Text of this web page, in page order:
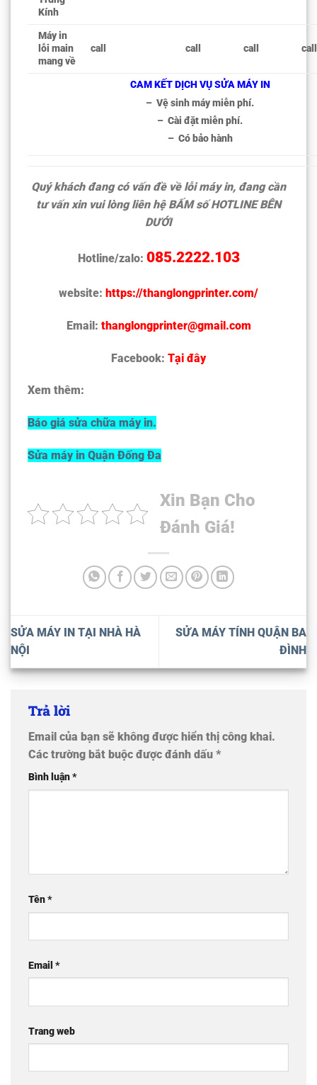
Kính
Máy in
lỗi main
mang về
call call call call
CAM KẾT DỊCH VỤ SỬA MÁY IN
– Vệ sinh máy miễn phí.
– Cài đặt miễn phí.
– Có bảo hành
Quý khách đang có vấn đề về lỗi máy in, đang cần
tư vấn xin vui lòng liên hệ BẤM sốHOTLINE BÊN
DƯỚI
Hotline/zalo: 085.2222.103
website: https://thanglongprinter.com/
Email: thanglongprinter@gmail.com
Facebook: Tại đây
Xem thêm:
Báo giá sửa chữa máy in.
Sửa máy in Quận Đống Đa
Xin Bạn Cho
Đánh Giá!
SỬA MÁY IN TẠI NHÀ HÀ
NỘI
SỬA MÁY TÍNH QUẬN BA
ĐÌNH
Trả lời
Email của bạn sẽ không được hiển thị công khai.
Các trường bắt buộc được đánh dấu *
Bình luận*
Tên*
Email *
Trang web